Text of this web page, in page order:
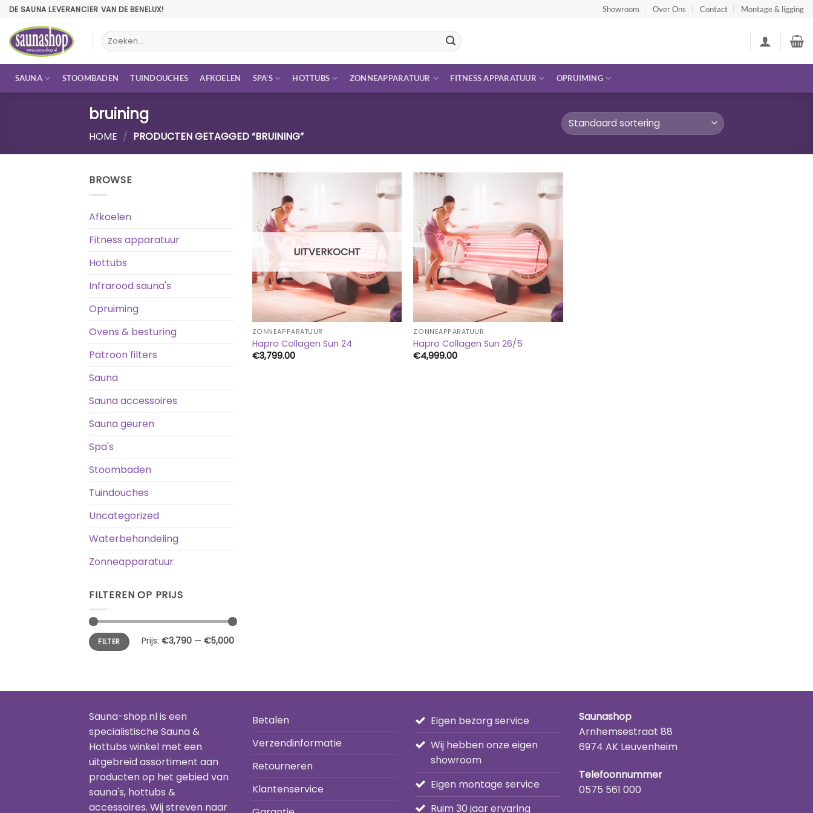
Ga
inhoud
DE SAUNA LEVERANCIER VAN DE BENELUX! Showroom Over Ons Contact Montage & ligging
Zoeken
naar:
SAUNA STOOMBADEN TUINDOUCHES AFKOELEN SPA’S HOTTUBS ZONNEAPPARATUUR FITNESS APPARATUUR OPRUIMING
bruining
HOME / PRODUCTEN GETAGGED “BRUINING”
BROWSE
Afkoelen
Fitness apparatuur
Hottubs
Infrarood sauna's
Opruiming
Ovens & besturing
Patroon filters
Sauna
Sauna accessoires
Sauna geuren
Spa's
Stoombaden
Tuindouches
Uncategorized
Waterbehandeling
Zonneapparatuur
FILTEREN OP PRIJS
Min.
prijs
Max.
prijsFILTER Prijs: €3,790 — €5,000
UITVERKOCHT
ZONNEAPPARATUUR
Hapro Collagen Sun 24
€3,799.00
ZONNEAPPARATUUR
Hapro Collagen Sun 26/5
€4,999.00
Sauna-shop.nl is een
specialistische Sauna &
Hottubs winkel met een
uitgebreid assortiment aan
producten op het gebied van
sauna's, hottubs &
accessoires. Wij streven naar
Betalen
Verzendinformatie
Retourneren
Klantenservice
Eigen bezorg service
Wij hebben onze eigen
showroom
Eigen montage service
Ruim 30 jaar ervaring
Saunashop
Arnhemsestraat 88
6974 AK Leuvenheim
Telefoonnummer
0575 561 000